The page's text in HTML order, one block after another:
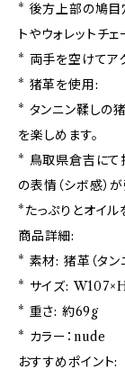
* 後方上部の鳩目
トやウォレットチ
* 両手を空けてア
* 猪革を使用:
* タンニン鞣しの
を楽しめます。
* 鳥取県倉吉にて
の表情（シボ感）
*たっぷりとオイル
商品詳細:
* 素材: 猪革（タン
* サイズ:
* 重さ: 約69g
* カラー：nude
おすすめポイント: